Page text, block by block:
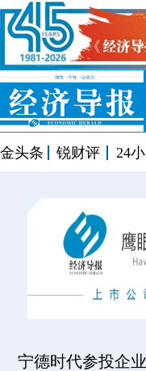
金头条 锐财评 24
宁德时代参投企